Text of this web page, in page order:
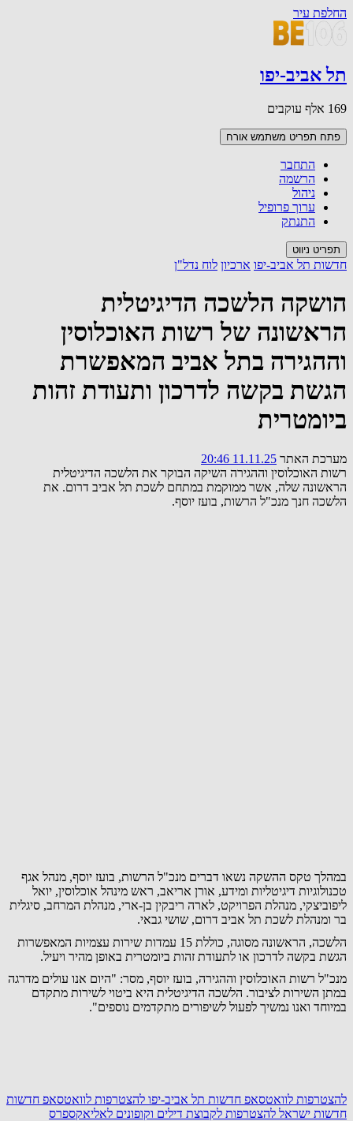
החלפת עיר
תל אביב-יפו
169 אלף עוקבים
פתח תפריט משתמש אורח
התחבר
הרשמה
ניהול
ערוך פרופיל
התנתק
תפריט ניווט
חדשות תל אביב-יפו ארכיון לוח נדל"ן
הושקה הלשכה הדיגיטלית
הראשונה של רשות האוכלוסין
וההגירה בתל אביב המאפשרת
הגשת בקשה לדרכון ותעודת זהות
ביומטרית
מערכת האתר 11.11.25 20:46
רשות האוכלוסין וההגירה השיקה הבוקר את הלשכה הדיגיטלית
הראשונה שלה, אשר ממוקמת במתחם לשכת תל אביב דרום. את
הלשכה חנך מנכ"ל הרשות, בועז יוסף.
במהלך טקס ההשקה נשאו דברים מנכ"ל הרשות, בועז יוסף, מנהל אגף
טכנולוגיות דיגיטליות ומידע, אורן אריאב, ראש מינהל אוכלוסין, יואל
ליפוביצקי, מנהלת הפרויקט, לארה ריבקין בן-ארי, מנהלת המרחב, סיגלית
בר ומנהלת לשכת תל אביב דרום, שושי גבאי.
הלשכה, הראשונה מסוגה, כוללת 15 עמדות שירות עצמיות המאפשרות
הגשת בקשה לדרכון או לתעודת זהות ביומטרית באופן מהיר ויעיל.
מנכ"ל רשות האוכלוסין וההגירה, בועז יוסף, מסר: "היום אנו עולים מדרגה
במתן השירות לציבור. הלשכה הדיגיטלית היא ביטוי לשירות מתקדם
במיוחד ואנו נמשיך לפעול לשיפורים מתקדמים נוספים".
להצטרפות לוואטסאפ חדשות תל אביב-יפו להצטרפות לוואטסאפ חדשות
חדשות ישראל להצטרפות לקבוצת דילים וקופונים לאליאקספרס